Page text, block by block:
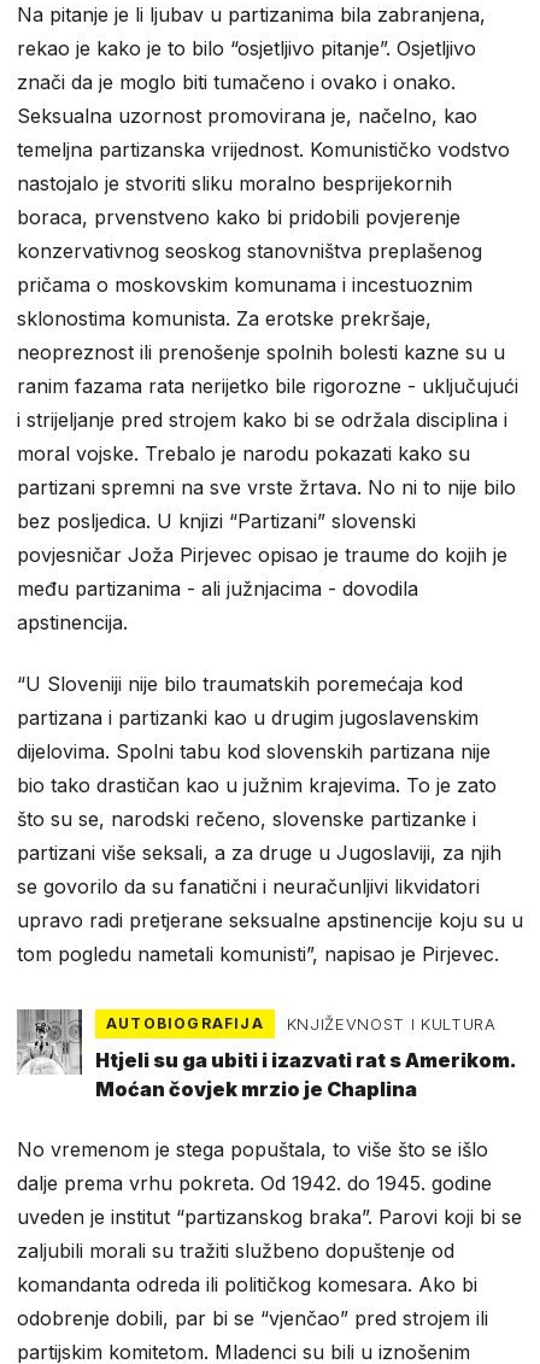
Na pitanje je li ljubav u partizanima bila zabranjena,
rekao je kako je to bilo “osjetljivo pitanje”. Osjetljivo
znači da je moglo biti tumačeno i ovako i onako.
Seksualna uzornost promovirana je, načelno, kao
temeljna partizanska vrijednost. Komunističko vodstvo
nastojalo je stvoriti sliku moralno besprijekornih
boraca, prvenstveno kako bi pridobili povjerenje
konzervativnog seoskog stanovništva preplašenog
pričama o moskovskim komunama i incestuoznim
sklonostima komunista. Za erotske prekršaje,
neopreznost ili prenošenje spolnih bolesti kazne su u
ranim fazama rata nerijetko bile rigorozne - uključujući
i strijeljanje pred strojem kako bi se održala disciplina i
moral vojske. Trebalo je narodu pokazati kako su
partizani spremni na sve vrste žrtava. No ni to nije bilo
bez posljedica. U knjizi “Partizani” slovenski
povjesničar Joža Pirjevec opisao je traume do kojih je
među partizanima - ali južnjacima - dovodila
apstinencija.
“U Sloveniji nije bilo traumatskih poremećaja kod
partizana i partizanki kao u drugim jugoslavenskim
dijelovima. Spolni tabu kod slovenskih partizana nije
bio tako drastičan kao u južnim krajevima. To je zato
što su se, narodski rečeno, slovenske partizanke i
partizani više seksali, a za druge u Jugoslaviji, za njih
se govorilo da su fanatični i neuračunljivi likvidatori
upravo radi pretjerane seksualne apstinencije koju su u
tom pogledu nametali komunisti”, napisao je Pirjevec.
AUTOBIOGRAFIJA KNJIŽEVNOST I KULTURA
Htjeli su ga ubiti i izazvati rat s Amerikom.
Moćan čovjek mrzio je Chaplina
No vremenom je stega popuštala, to više što se išlo
dalje prema vrhu pokreta. Od 1942. do 1945. godine
uveden je institut “partizanskog braka”. Parovi koji bi se
zaljubili morali su tražiti službeno dopuštenje od
komandanta odreda ili političkog komesara. Ako bi
odobrenje dobili, par bi se “vjenčao” pred strojem ili
partijskim komitetom. Mladenci su bili u iznošenim